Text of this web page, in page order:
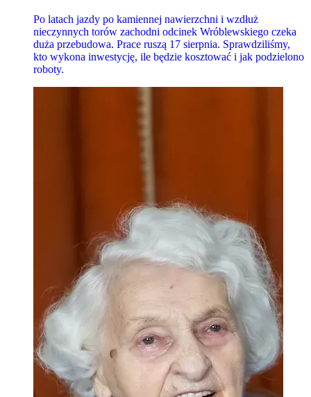
Po latach jazdy po kamiennej nawierzchni i wzdłuż
nieczynnych torów zachodni odcinek Wróblewskiego czeka
duża przebudowa. Prace ruszą 17 sierpnia. Sprawdziliśmy,
kto wykona inwestycję, ile będzie kosztować i jak podzielono
roboty.